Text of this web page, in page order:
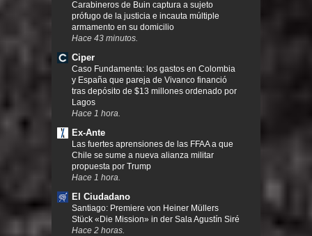
Carabineros de Buin captura a sujeto
prófugo de la justicia e incauta múltiple
armamento en su domicilio
Hace 43 minutos.
Ciper
Caso Fundamenta: los gastos en Colombia
y España que pareja de Vivanco financió
tras depósito de $13 millones ordenado por
Lagos
Hace 1 hora.
Ex-Ante
Las fuertes aprensiones de las FFAA a que
Chile se sume a nueva alianza militar
propuesta por Trump
Hace 1 hora.
El Ciudadano
Santiago: Premiere von Heiner Müllers
Stück «Die Mission» in der Sala Agustín Siré
Hace 2 horas.